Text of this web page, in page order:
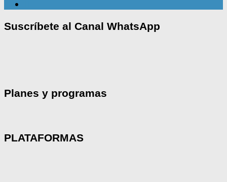
Suscríbete al Canal WhatsApp
Planes y programas
PLATAFORMAS